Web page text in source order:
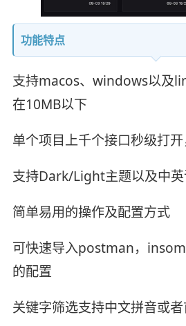
功能特点
支持macos、windows以及
在10MB以下
单个项目上千个接口秒级打
支持Dark/Light主题以及中
简单易用的操作及配置方式
可快速导入postman，
的配置
关键字筛选支持中文拼音或